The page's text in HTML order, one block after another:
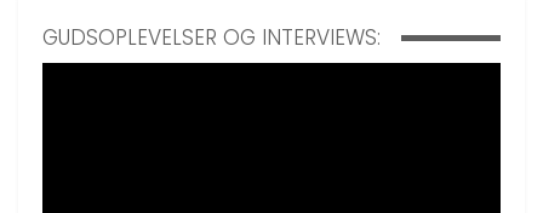
GUDSOPLEVELSER OG INTERVIEWS: